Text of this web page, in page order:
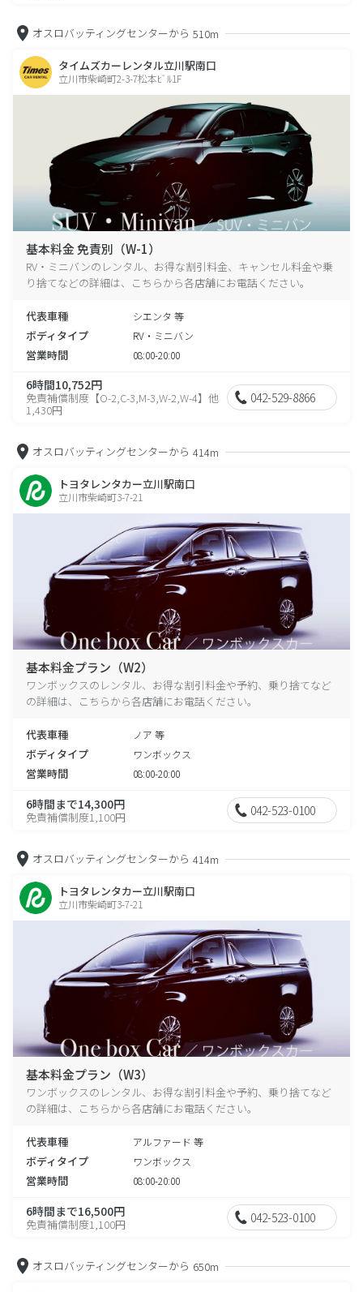
オスロバッティングセンターから 510m
タイムズカーレンタル立川駅南口
立川市柴崎町2-3-7松本ﾋﾞﾙ1F
基本料金 免責別（W-1）
RV・ミニバンのレンタル、お得な割引料金、キャンセル料金や乗
り捨てなどの詳細は、こちらから各店舗にお電話ください。
代表車種 シエンタ 等
ボディタイプ RV・ミニバン
営業時間 08:00-20:00
6時間10,752円
免責補償制度【O-2,C-3,M-3,W-2,W-4】他
1,430円
042-529-8866
オスロバッティングセンターから 414m
トヨタレンタカー立川駅南口
立川市柴崎町3-7-21
基本料金プラン（W2）
ワンボックスのレンタル、お得な割引料金や予約、乗り捨てなど
の詳細は、こちらから各店舗にお電話ください。
代表車種 ノア 等
ボディタイプ ワンボックス
営業時間 08:00-20:00
6時間まで14,300円
免責補償制度1,100円 042-523-0100
オスロバッティングセンターから 414m
トヨタレンタカー立川駅南口
立川市柴崎町3-7-21
基本料金プラン（W3）
ワンボックスのレンタル、お得な割引料金や予約、乗り捨てなど
の詳細は、こちらから各店舗にお電話ください。
代表車種 アルファード 等
ボディタイプ ワンボックス
営業時間 08:00-20:00
6時間まで16,500円
免責補償制度1,100円 042-523-0100
オスロバッティングセンターから 650m